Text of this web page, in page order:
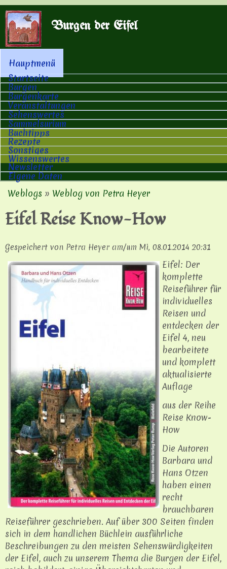
Burgen der Eifel
Hauptmenü
Hauptmenü
Startseite
Burgen
Burgenkarte
Veranstaltungen
Sehenswertes
Sammelsurium
Buchtipps
Rezepte
Sonstiges
Wissenswertes
Newsletter
Eigene Daten
Sie sind hier
Weblogs » Weblog von Petra Heyer
Eifel Reise Know-How
Gespeichert von Petra Heyer am/um Mi, 08.01.2014 20:31
Eifel: Der
komplette
Reiseführer für
individuelles
Reisen und
entdecken der
Eifel 4, neu
bearbeitete
und komplett
aktualisierte
Auflage
aus der Reihe
Reise Know-
How
Die Autoren
Barbara und
Hans Otzen
haben einen
recht
brauchbaren
Reiseführer geschrieben. Auf über 300 Seiten finden
sich in dem handlichen Büchlein ausführliche
Beschreibungen zu den meisten Sehenswürdigkeiten
der Eifel, auch zu unserem Thema die Burgen der Eifel,